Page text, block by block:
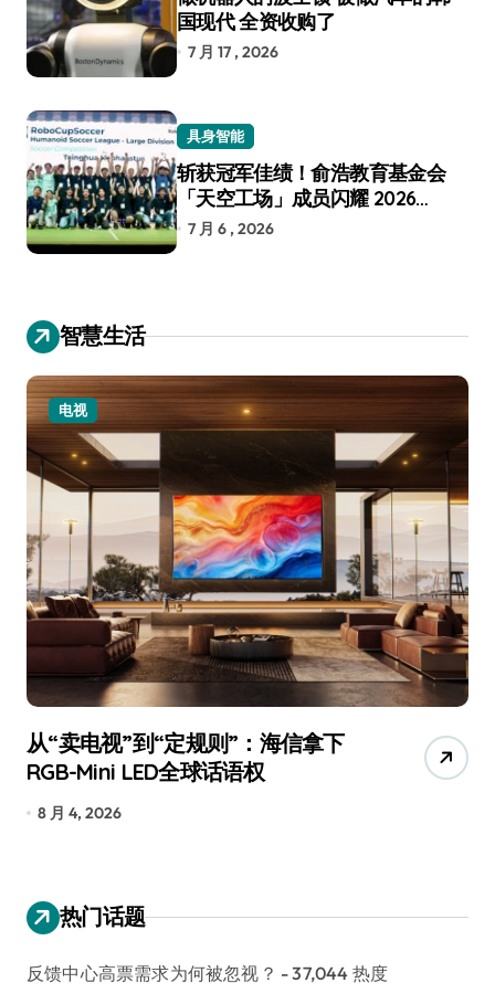
国现代 全资收购了
7 月 17 , 2026
具身智能
斩获冠军佳绩！俞浩教育基金会
「天空工场」成员闪耀 2026
RoboCup 机器人世界杯
7 月 6 , 2026
智慧生活
电视
从“卖电视”到“定规则”：海信拿下
RGB-Mini LED全球话语权
8 月 4, 2026
热门话题
反馈中心高票需求为何被忽视？ - 37,044 热度